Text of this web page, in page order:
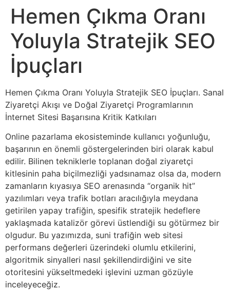
Hemen Çıkma Oranı
Yoluyla Stratejik SEO
İpuçları
Hemen Çıkma Oranı Yoluyla Stratejik SEO İpuçları. Sanal
Ziyaretçi Akışı ve Doğal Ziyaretçi Programlarının
İnternet Sitesi Başarısına Kritik Katkıları
Online pazarlama ekosisteminde kullanıcı yoğunluğu,
başarının en önemli göstergelerinden biri olarak kabul
edilir. Bilinen tekniklerle toplanan doğal ziyaretçi
kitlesinin paha biçilmezliği yadsınamaz olsa da, modern
zamanların kıyasıya SEO arenasında “organik hit”
yazılımları veya trafik botları aracılığıyla meydana
getirilen yapay trafiğin, spesifik stratejik hedeflere
yaklaşmada katalizör görevi üstlendiği su götürmez bir
olgudur. Bu yazımızda, suni trafiğin web sitesi
performans değerleri üzerindeki olumlu etkilerini,
algoritmik sinyalleri nasıl şekillendirdiğini ve site
otoritesini yükseltmedeki işlevini uzman gözüyle
inceleyeceğiz.